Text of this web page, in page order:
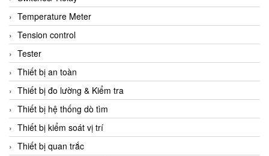
Temperature Meter
Tension control
Tester
Thiết bị an toàn
Thiết bị đo lường & Kiểm tra
Thiết bị hệ thống dò tìm
Thiết bị kiểm soát vị trí
Thiết bị quan trắc